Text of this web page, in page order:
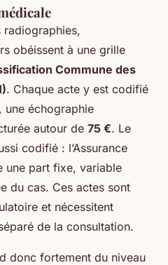
radiographies,
obéissent à une grille
Commune des
. Chaque acte y est codifié
une échographie
autour de 75 €. Le
codifié : l’Assurance
une part fixe, variable
du cas. Ces actes sont
et nécessitent
de la consultation.
donc fortement du niveau